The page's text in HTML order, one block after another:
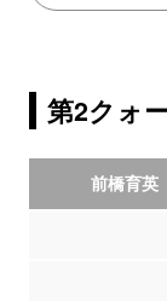
第2クォ
前橋育英